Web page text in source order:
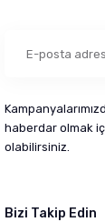
haberdar olmak
olabilirsiniz.
Bizi Takip Edin